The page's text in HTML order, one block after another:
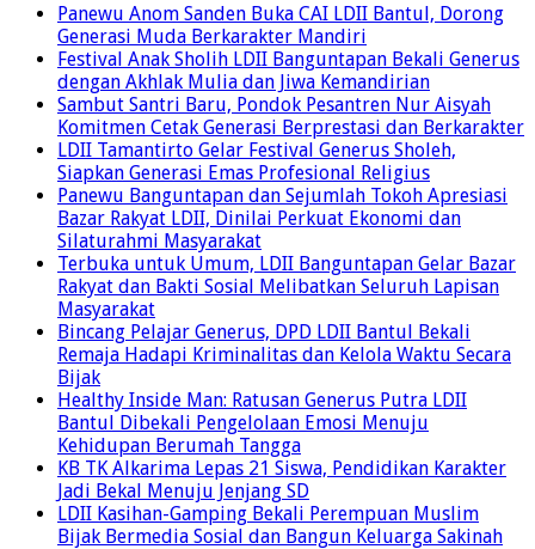
Panewu Anom Sanden Buka CAI LDII Bantul, Dorong
Generasi Muda Berkarakter Mandiri
Festival Anak Sholih LDII Banguntapan Bekali Generus
dengan Akhlak Mulia dan Jiwa Kemandirian
Sambut Santri Baru, Pondok Pesantren Nur Aisyah
Komitmen Cetak Generasi Berprestasi dan Berkarakter
LDII Tamantirto Gelar Festival Generus Sholeh,
Siapkan Generasi Emas Profesional Religius
Panewu Banguntapan dan Sejumlah Tokoh Apresiasi
Bazar Rakyat LDII, Dinilai Perkuat Ekonomi dan
Silaturahmi Masyarakat
Terbuka untuk Umum, LDII Banguntapan Gelar Bazar
Rakyat dan Bakti Sosial Melibatkan Seluruh Lapisan
Masyarakat
Bincang Pelajar Generus, DPD LDII Bantul Bekali
Remaja Hadapi Kriminalitas dan Kelola Waktu Secara
Bijak
Healthy Inside Man: Ratusan Generus Putra LDII
Bantul Dibekali Pengelolaan Emosi Menuju
Kehidupan Berumah Tangga
KB TK Alkarima Lepas 21 Siswa, Pendidikan Karakter
Jadi Bekal Menuju Jenjang SD
LDII Kasihan-Gamping Bekali Perempuan Muslim
Bijak Bermedia Sosial dan Bangun Keluarga Sakinah